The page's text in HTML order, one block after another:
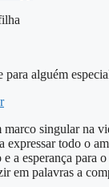
para alguém
singular na
expressar todo o
a esperança para
em palavras a